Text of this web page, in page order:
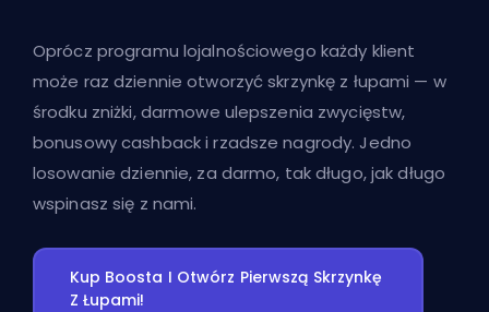
Oprócz programu lojalnościowego każdy klient
może raz dziennie otworzyć skrzynkę z łupami — w
środku zniżki, darmowe ulepszenia zwycięstw,
bonusowy cashback i rzadsze nagrody. Jedno
losowanie dziennie, za darmo, tak długo, jak długo
wspinasz się z nami.
Kup Boosta I Otwórz Pierwszą Skrzynkę
Z Łupami!